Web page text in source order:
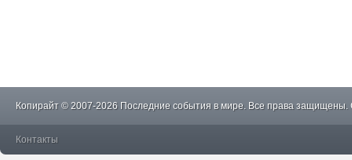
Копирайт © 2007-2026 Последние события в мире. Все права защищены.
Контакты